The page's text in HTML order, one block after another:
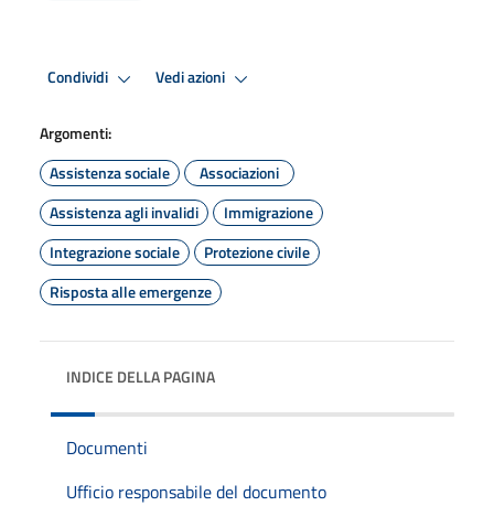
Condividi Vedi azioni
Argomenti:
Assistenza sociale
Associazioni
Assistenza agli invalidi
Immigrazione
Integrazione sociale
Protezione civile
Risposta alle emergenze
INDICE DELLA PAGINA
Documenti
Ufficio responsabile del documento